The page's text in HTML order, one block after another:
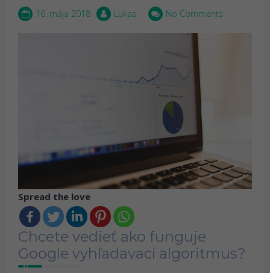
16. mája 2018 Lukas No Comments
Spread the love
Chcete vedieť ako funguje
Google vyhľadavací algoritmus?